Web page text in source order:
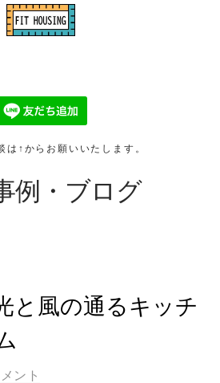
は↑からお願いいたします。
例・ブログ
風の通るキッチ
ント
ホーム
工事例・ブログ
会社情報
リフォーム補助金